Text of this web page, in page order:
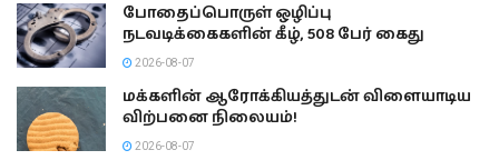
போதைப்பொருள் ஒழிப்பு
நடவடிக்கைகளின் கீழ், 508 பேர் கைது
2026-08-07
மக்களின் ஆரோக்கியத்துடன் விளையாடிய
விற்பனை நிலையம்!
2026-08-07